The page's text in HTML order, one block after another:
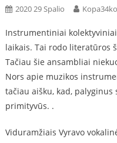
2020 29 Spalio
Instrumentiniai
laikais. Tai rodo literatūros
Tačiau šie ansambliai
Nors apie muzikos
tačiau aišku, kad,
primityvūs. .
Viduramžiais Vyravo